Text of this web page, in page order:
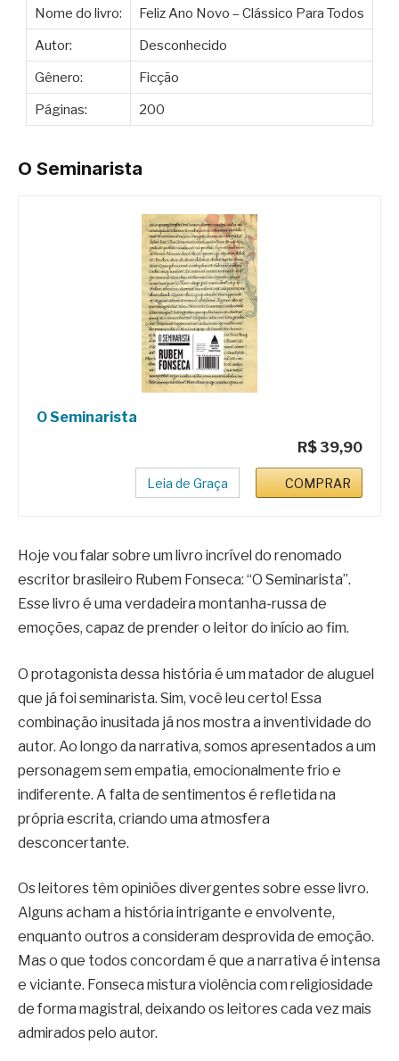
Nome do livro:
Feliz Ano Novo – Clássico Para Todos
Autor:
Desconhecido
Gênero:
Ficção
Páginas:
200
O Seminarista
O Seminarista
R$ 39,90
Leia de Graça COMPRAR
Hoje vou falar sobre um livro incrível do renomado
escritor brasileiro Rubem Fonseca: “O Seminarista”.
Esse livro é uma verdadeira montanha-russa de
emoções, capaz de prender o leitor do início ao fim.
O protagonista dessa história é um matador de aluguel
que já foi seminarista. Sim, você leu certo! Essa
combinação inusitada já nos mostra a inventividade do
autor. Ao longo da narrativa, somos apresentados a um
personagem sem empatia, emocionalmente frio e
indiferente. A falta de sentimentos é refletida na
própria escrita, criando uma atmosfera
desconcertante.
Os leitores têm opiniões divergentes sobre esse livro.
Alguns acham a história intrigante e envolvente,
enquanto outros a consideram desprovida de emoção.
Mas o que todos concordam é que a narrativa é intensa
e viciante. Fonseca mistura violência com religiosidade
de forma magistral, deixando os leitores cada vez mais
admirados pelo autor.